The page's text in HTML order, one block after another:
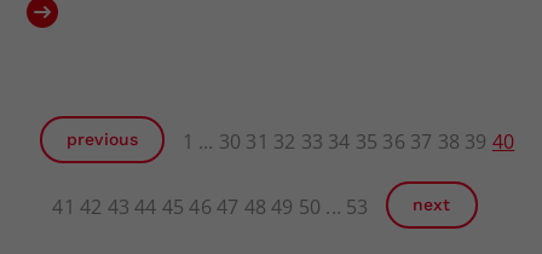
previous 1 30 31 32 33 34 35 36 37 38 39 40
41 42 43 44 45 46 47 48 49 50 53 next